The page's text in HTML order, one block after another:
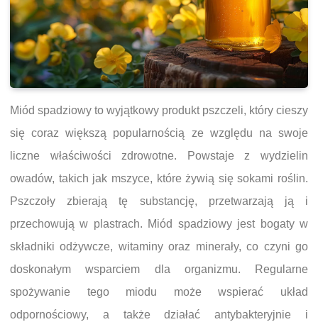
Miód spadziowy to wyjątkowy produkt pszczeli, który cieszy
się coraz większą popularnością ze względu na swoje
liczne właściwości zdrowotne. Powstaje z wydzielin
owadów, takich jak mszyce, które żywią się sokami roślin.
Pszczoły zbierają tę substancję, przetwarzają ją i
przechowują w plastrach. Miód spadziowy jest bogaty w
składniki odżywcze, witaminy oraz minerały, co czyni go
doskonałym wsparciem dla organizmu. Regularne
spożywanie tego miodu może wspierać układ
odpornościowy, a także działać antybakteryjnie i